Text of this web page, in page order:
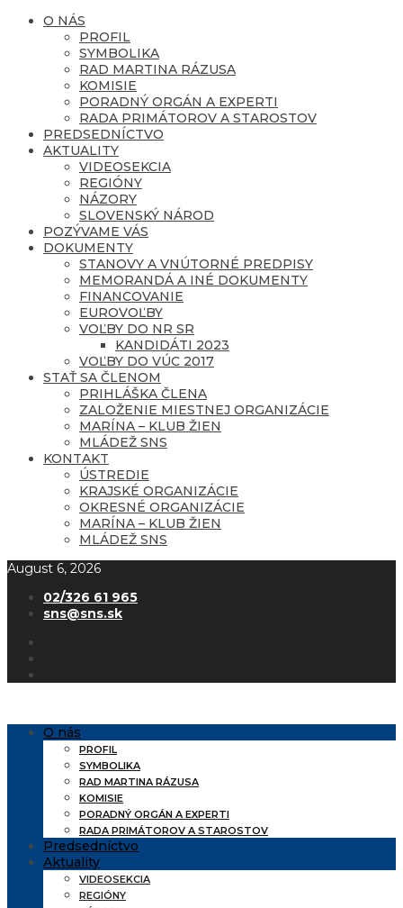
O NÁS
PROFIL
SYMBOLIKA
RAD MARTINA RÁZUSA
KOMISIE
PORADNÝ ORGÁN A EXPERTI
RADA PRIMÁTOROV A STAROSTOV
PREDSEDNÍCTVO
AKTUALITY
VIDEOSEKCIA
REGIÓNY
NÁZORY
SLOVENSKÝ NÁROD
POZÝVAME VÁS
DOKUMENTY
STANOVY A VNÚTORNÉ PREDPISY
MEMORANDÁ A INÉ DOKUMENTY
FINANCOVANIE
EUROVOĽBY
VOĽBY DO NR SR
KANDIDÁTI 2023
VOĽBY DO VÚC 2017
STAŤ SA ČLENOM
PRIHLÁŠKA ČLENA
ZALOŽENIE MIESTNEJ ORGANIZÁCIE
MARÍNA – KLUB ŽIEN
MLÁDEŽ SNS
KONTAKT
ÚSTREDIE
KRAJSKÉ ORGANIZÁCIE
OKRESNÉ ORGANIZÁCIE
MARÍNA – KLUB ŽIEN
MLÁDEŽ SNS
August 6, 2026
02/326 61 965
sns@sns.sk
O nás
PROFIL
SYMBOLIKA
RAD MARTINA RÁZUSA
KOMISIE
PORADNÝ ORGÁN A EXPERTI
RADA PRIMÁTOROV A STAROSTOV
Predsedníctvo
Aktuality
VIDEOSEKCIA
REGIÓNY